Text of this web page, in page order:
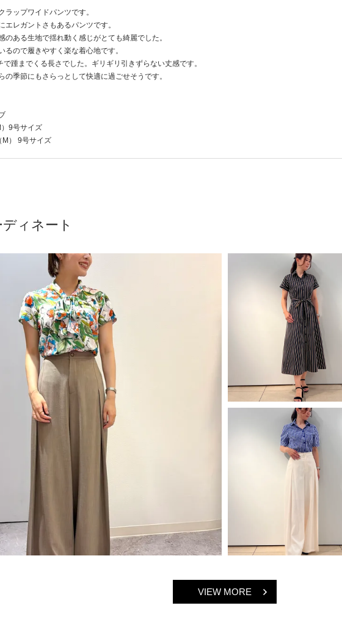
ラップワイドパンツです。
エレガントさもあるパンツです。
のある生地で揺れ動く感じがとても綺麗でした。
るので履きやすく楽な着心地です。
踵までくる長さでした。ギリギリ引きずらない丈感です。
の季節にもさらっとして快適に過ごせそうです。
9号サイズ
M） 9号サイズ
ィネート
VIEW MORE